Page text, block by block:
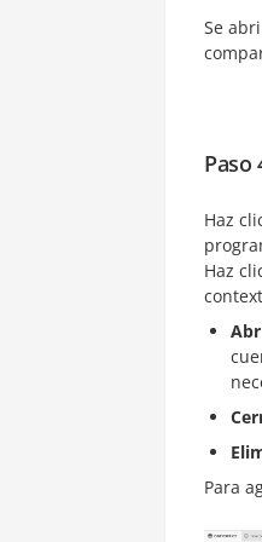
Se
Paso
Haz
Haz
Para